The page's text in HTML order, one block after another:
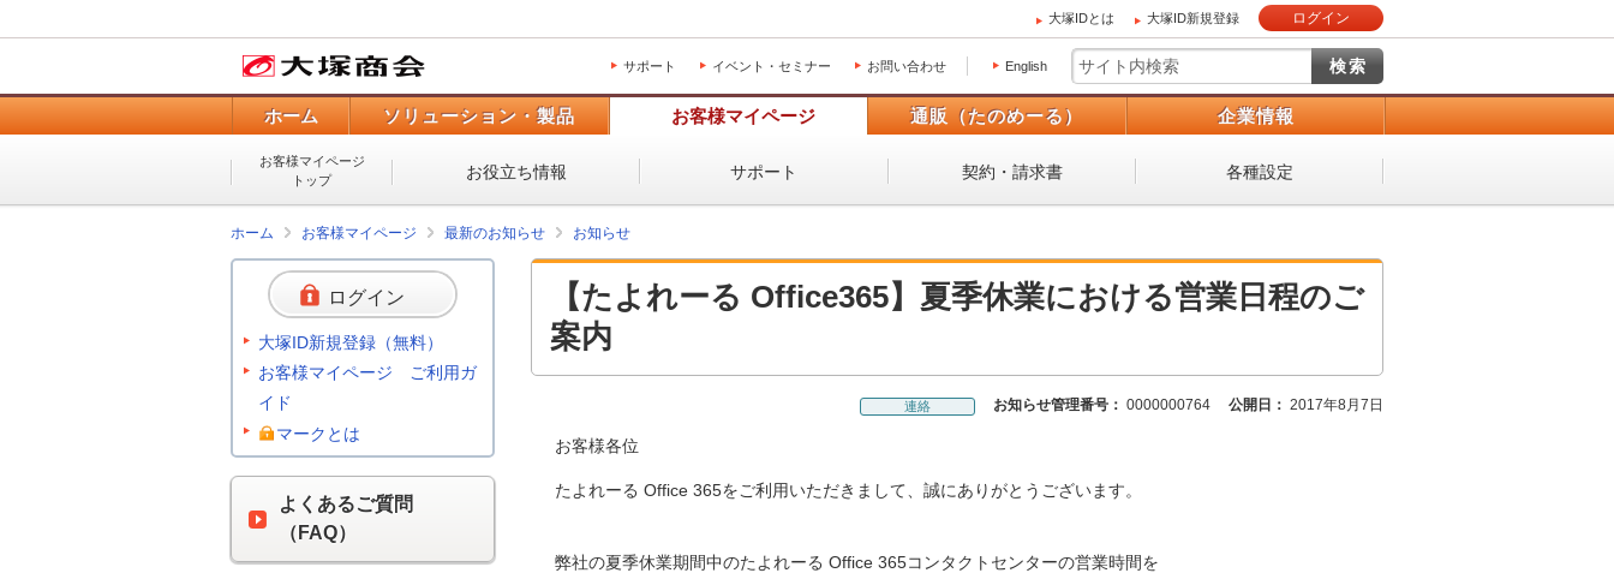
大塚IDとは 大塚ID新規登録 ログイン
サポート イベント・セミナー お問い合わせ English
ホーム ソリューション・製品 お客様マイページ 通販（たのめーる） 企業情報
お客様マイページ
トップ
お役立ち情報 サポート 契約・請求書 各種設定
ホーム お客様マイページ 最新のお知らせ お知らせ
【たよれーる Office365】夏季休業における営業日程のご
案内
連絡 お知らせ管理番号： 0000000764 公開日： 2017年8月7日
お客様各位
たよれーる Office 365をご利用いただきまして、誠にありがとうございます。
弊社の夏季休業期間中のたよれーる Office 365コンタクトセンターの営業時間を
ログイン
大塚ID新規登録（無料）
お客様マイページ ご利用ガ
イド
マークとは
よくあるご質問
（FAQ）